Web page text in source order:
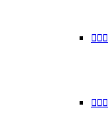

